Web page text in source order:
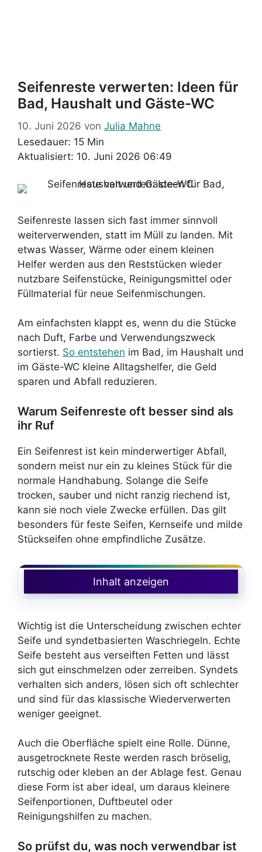
Seifenreste verwerten: Ideen für
Bad, Haushalt und Gäste-WC
10. Juni 2026 von Julia Mahne
Lesedauer: 15 Min
Aktualisiert: 10. Juni 2026 06:49
Seifenreste lassen sich fast immer sinnvoll
weiterverwenden, statt im Müll zu landen. Mit
etwas Wasser, Wärme oder einem kleinen
Helfer werden aus den Reststücken wieder
nutzbare Seifenstücke, Reinigungsmittel oder
Füllmaterial für neue Seifenmischungen.
Am einfachsten klappt es, wenn du die Stücke
nach Duft, Farbe und Verwendungszweck
sortierst. So entstehen im Bad, im Haushalt und
im Gäste-WC kleine Alltagshelfer, die Geld
sparen und Abfall reduzieren.
Warum Seifenreste oft besser sind als
ihr Ruf
Ein Seifenrest ist kein minderwertiger Abfall,
sondern meist nur ein zu kleines Stück für die
normale Handhabung. Solange die Seife
trocken, sauber und nicht ranzig riechend ist,
kann sie noch viele Zwecke erfüllen. Das gilt
besonders für feste Seifen, Kernseife und milde
Stückseifen ohne empfindliche Zusätze.
Inhalt anzeigen
Wichtig ist die Unterscheidung zwischen echter
Seife und syndetbasierten Waschriegeln. Echte
Seife besteht aus verseiften Fetten und lässt
sich gut einschmelzen oder zerreiben. Syndets
verhalten sich anders, lösen sich oft schlechter
und sind für das klassische Wiederverwerten
weniger geeignet.
Auch die Oberfläche spielt eine Rolle. Dünne,
ausgetrocknete Reste werden rasch bröselig,
rutschig oder kleben an der Ablage fest. Genau
diese Form ist aber ideal, um daraus kleinere
Seifenportionen, Duftbeutel oder
Reinigungshilfen zu machen.
So prüfst du, was noch verwendbar ist